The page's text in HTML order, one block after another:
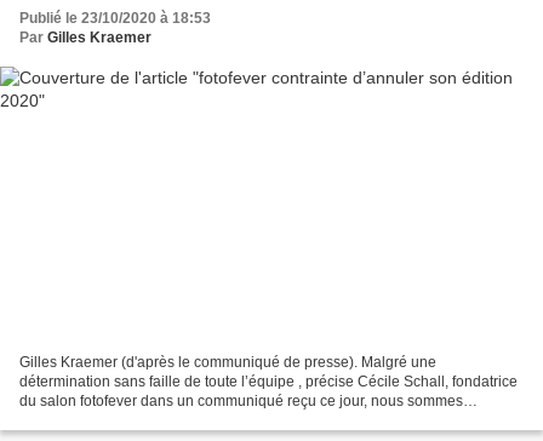
Publié le 23/10/2020 à 18:53
Par Gilles Kraemer
Gilles Kraemer (d'après le communiqué de presse). Malgré une
détermination sans faille de toute l’équipe , précise Cécile Schall, fondatrice
du salon fotofever dans un communiqué reçu ce jour, nous sommes